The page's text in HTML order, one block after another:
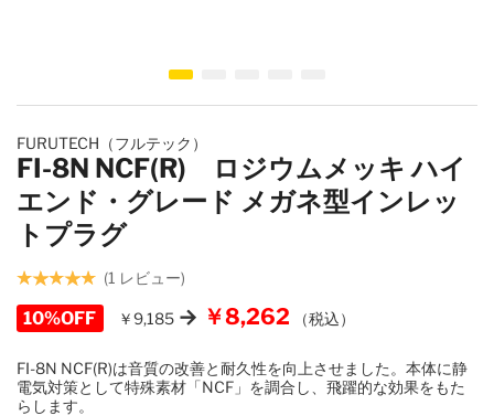
イメージギャラリーの最初に移動する
FURUTECH（フルテック）
FI-8N NCF(R) ロジウムメッキ ハイ
エンド・グレード メガネ型インレッ
トプラグ
1 レビュー
10%OFF ￥9,185 ￥8,262 （税込）
FI-8N NCF(R)は音質の改善と耐久性を向上させました。本体に静
電気対策として特殊素材「NCF」を調合し、飛躍的な効果をもた
らします。